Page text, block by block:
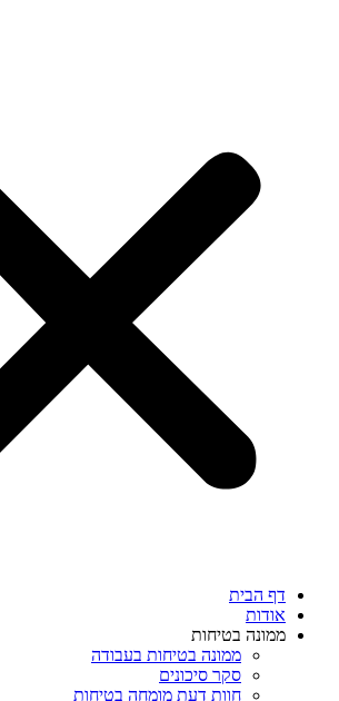
דף הבית
אודות
ממונה בטיחות
ממונה בטיחות בעבודה
סקר סיכונים
חוות דעת מומחה בטיחות